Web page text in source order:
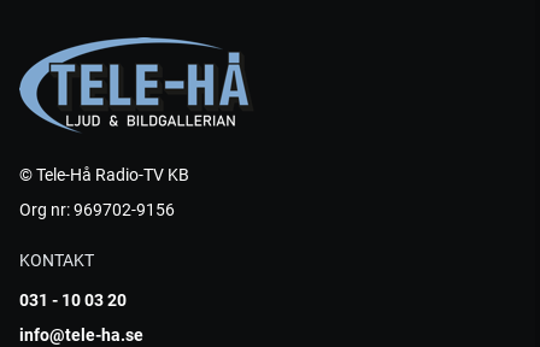
© Tele-Hå Radio-TV KB
Org nr: 969702-9156
KONTAKT
031 - 10 03 20
info@tele-ha.se